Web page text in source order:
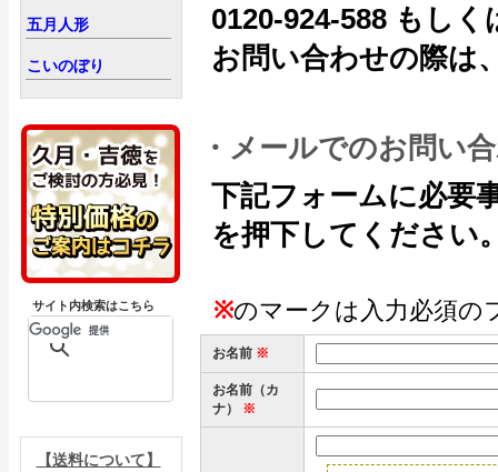
五月人形
こいのぼり
サイト内検索はこちら
【送料について】
0120-924-588 もしく
お問い合わせの際は
・メールでのお問い
下記フォームに必要
を押下してください
※のマークは入力必須の
お名前※
お名前（カ
ナ）
※